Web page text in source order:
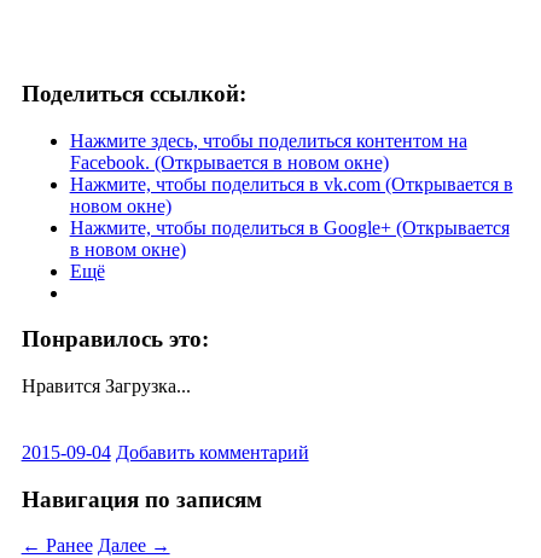
Поделиться ссылкой:
Нажмите здесь, чтобы поделиться контентом на
Facebook. (Открывается в новом окне)
Нажмите, чтобы поделиться в vk.com (Открывается в
новом окне)
Нажмите, чтобы поделиться в Google+ (Открывается
в новом окне)
Ещё
Понравилось это:
Нравится Загрузка...
2015-09-04 Добавить комментарий
Навигация по записям
← Ранее Далее →